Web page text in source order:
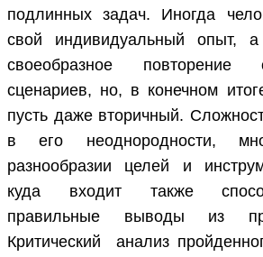
подлинных задач. Иногда
свой индивидуальный опыт, а
своеобразное повторение
сценариев, но, в конечном
пусть даже вторичный.
в его неоднородности,
разнообразии целей и
куда входит также
правильные выводы из
Критический анализ